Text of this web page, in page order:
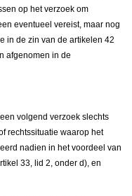
op het verzoek om
eventueel vereist, maar nog
in de zin van de artikelen 42
afgenomen in de
volgend verzoek slechts
rechtssituatie waarop het
nadien in het voordeel van
33, lid 2, onder d), en